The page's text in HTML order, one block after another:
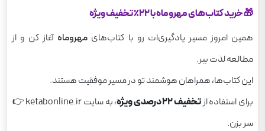
🎁 خرید کتاب‌های مهروماه با ۲۲٪ تخفیف ویژه
همین امروز مسیر یادگیری‌ات رو با کتاب‌های مهروماهآغاز کن و از
مطالعه لذت ببر.
این کتاب‌ها، همراهان هوشمند تو در مسیر موفقیت هستند.
برای استفاده از تخفیف ۲۲ درصدی ویژه
، به سایت ketabonline.ir 👉
سر بزن.